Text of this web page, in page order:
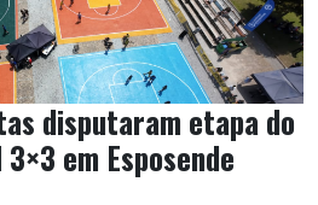
disputaram etapa do
em Esposende